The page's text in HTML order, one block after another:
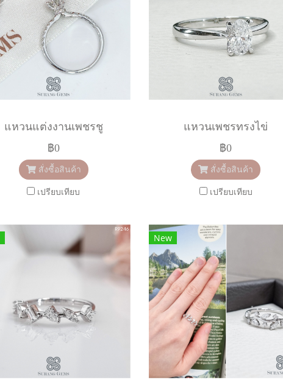
แหวนแต่งงานเพชรชู
฿0
สั่งซื้อสินค้า
เปรียบเทียบ
แหวนเพชรทรงไข่
฿0
สั่งซื้อสินค้า
เปรียบเทียบ
New